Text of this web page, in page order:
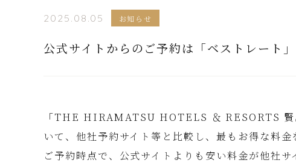
2025.08.05 お知らせ
公式サイトからのご予約は「ベストレート」
「THE HIRAMATSU HOTELS ＆ RESORTS 賢
いて、他社予約サイト等と比較し、最もお得な料金
ご予約時点で、公式サイトよりも安い料金が他社